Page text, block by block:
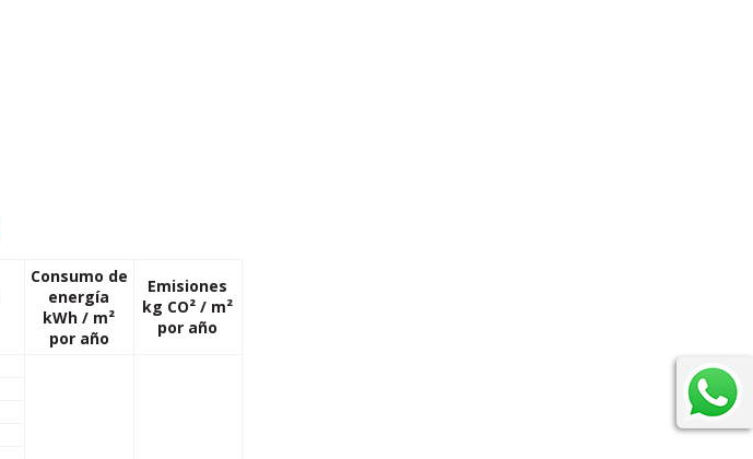
Consumo de
energía
kWh / m²
por año
Emisiones
kg CO² / m²
por año